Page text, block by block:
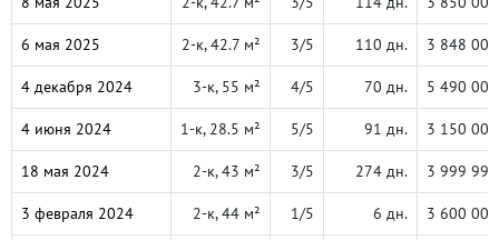
6 мая 2025 2-к, 42.7 м² 3/5 110 дн. 3 848 000
4 декабря 2024 3-к, 55 м² 4/5 70 дн. 5 490 000
4 июня 2024 1-к, 28.5 м² 5/5 91 дн. 3 150 000
18 мая 2024 2-к, 43 м² 3/5 274 дн. 3 999 999
3 февраля 2024 2-к, 44 м² 1/5 6 дн. 3 600 000